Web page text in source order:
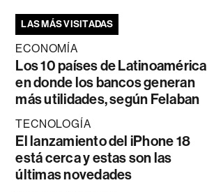
LAS MÁS VISITADAS
ECONOMÍA
Los 10 países de Latinoamérica
en donde los bancos generan
más utilidades, según Felaban
TECNOLOGÍA
El lanzamiento del iPhone 18
está cerca y estas son las
últimas novedades